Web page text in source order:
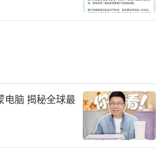
只占全球出货量的2-3%。
其占用的产能——2025年约1
电脑 揭秘全球最